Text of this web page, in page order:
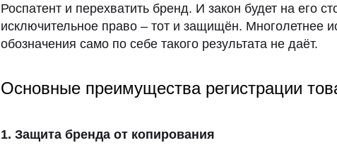
Роспатент и перехватить бренд. И закон будет на его
исключительное право – тот и защищён. Многолетнее
обозначения само по себе такого результата не даёт.
Основные преимущества регистрации
1. Защита бренда от копирования